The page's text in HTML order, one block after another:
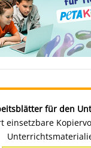
für den
einsetzbare